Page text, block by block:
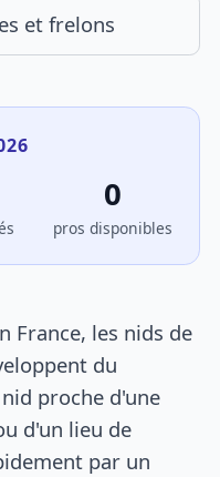
et frelons
0
pros disponibles
France, les nids de
du
proche d'une
d'un lieu de
par un